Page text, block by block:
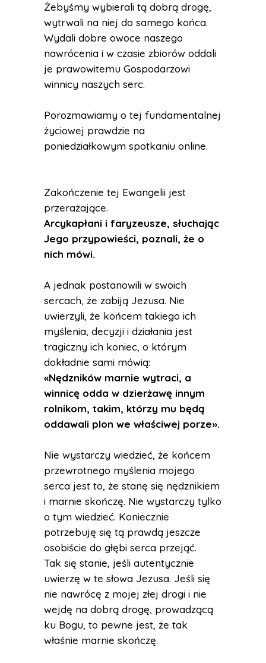
Żebyśmy wybierali tą dobrą drogę,
wytrwali na niej do samego końca.
Wydali dobre owoce naszego
nawrócenia i w czasie zbiorów oddali
je prawowitemu Gospodarzowi
winnicy naszych serc.
Porozmawiamy o tej fundamentalnej
życiowej prawdzie na
poniedziałkowym spotkaniu online.
Zakończenie tej Ewangelii jest
przerażające.
Arcykapłani i faryzeusze, słuchając
Jego przypowieści, poznali, że o
nich mówi.
A jednak postanowili w swoich
sercach, że zabiją Jezusa. Nie
uwierzyli, że końcem takiego ich
myślenia, decyzji i działania jest
tragiczny ich koniec, o którym
dokładnie sami mówią:
«Nędzników marnie wytraci, a
winnicę odda w dzierżawę innym
rolnikom, takim, którzy mu będą
oddawali plon we właściwej porze».
Nie wystarczy wiedzieć, że końcem
przewrotnego myślenia mojego
serca jest to, że stanę się nędznikiem
i marnie skończę. Nie wystarczy tylko
o tym wiedzieć. Koniecznie
potrzebuję się tą prawdą jeszcze
osobiście do głębi serca przejąć.
Tak się stanie, jeśli autentycznie
uwierzę w te słowa Jezusa. Jeśli się
nie nawrócę z mojej złej drogi i nie
wejdę na dobrą drogę, prowadzącą
ku Bogu, to pewne jest, że tak
właśnie marnie skończę.